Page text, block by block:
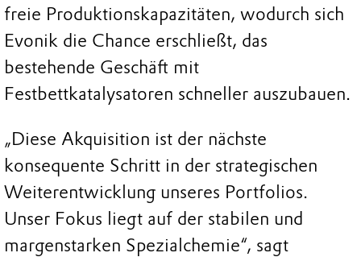
freie Produktionskapazitäten, wodurch sich
Evonik die Chance erschließt, das
bestehende Geschäft mit
Festbettkatalysatoren schneller auszubauen.
„Diese Akquisition ist der nächste
konsequente Schritt in der strategischen
Weiterentwicklung unseres Portfolios.
Unser Fokus liegt auf der stabilen und
margenstarken Spezialchemie“, sagt